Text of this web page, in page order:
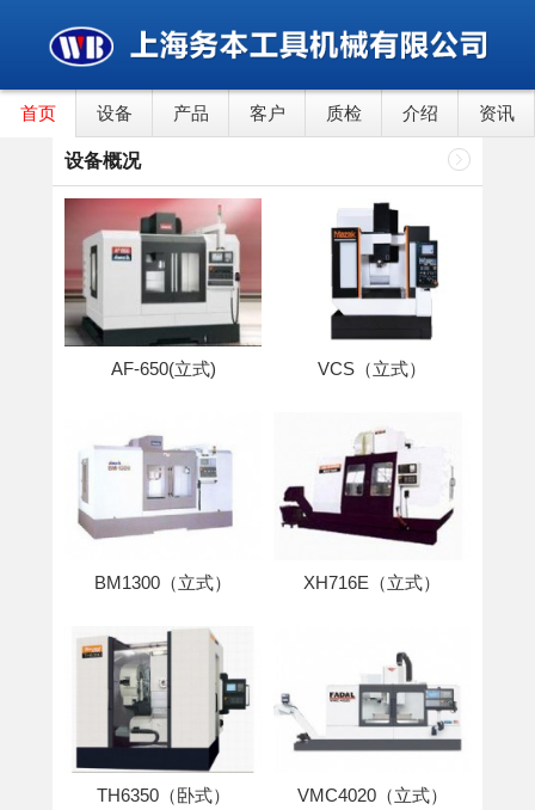
首页 设备 产品 客户 质检 介绍 资讯
设备概况
AF-650(立式) VCS（立式）
BM1300（立式） XH716E（立式）
TH6350（卧式） VMC4020（立式）